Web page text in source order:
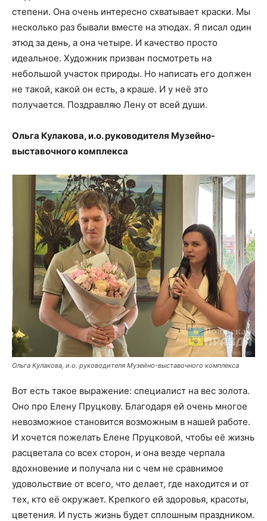
степени. Она очень интересно схватывает краски. Мы
несколько раз бывали вместе на этюдах. Я писал один
этюд за день, а она четыре. И качество просто
идеальное. Художник призван посмотреть на
небольшой участок природы. Но написать его должен
не такой, какой он есть, а краше. И у неё это
получается. Поздравляю Лену от всей души.
Ольга Кулакова, и.о. руководителя Музейно-
выставочного комплекса
Ольга Кулакова, и.о. руководителя Музейно-выставочного комплекса
Вот есть такое выражение: специалист на вес золота.
Оно про Елену Пруцкову. Благодаря ей очень многое
невозможное становится возможным в нашей работе.
И хочется пожелать Елене Пруцковой, чтобы её жизнь
расцветала со всех сторон, и она везде черпала
вдохновение и получала ни с чем не сравнимое
удовольствие от всего, что делает, где находится и от
тех, кто её окружает. Крепкого ей здоровья, красоты,
цветения. И пусть жизнь будет сплошным праздником.